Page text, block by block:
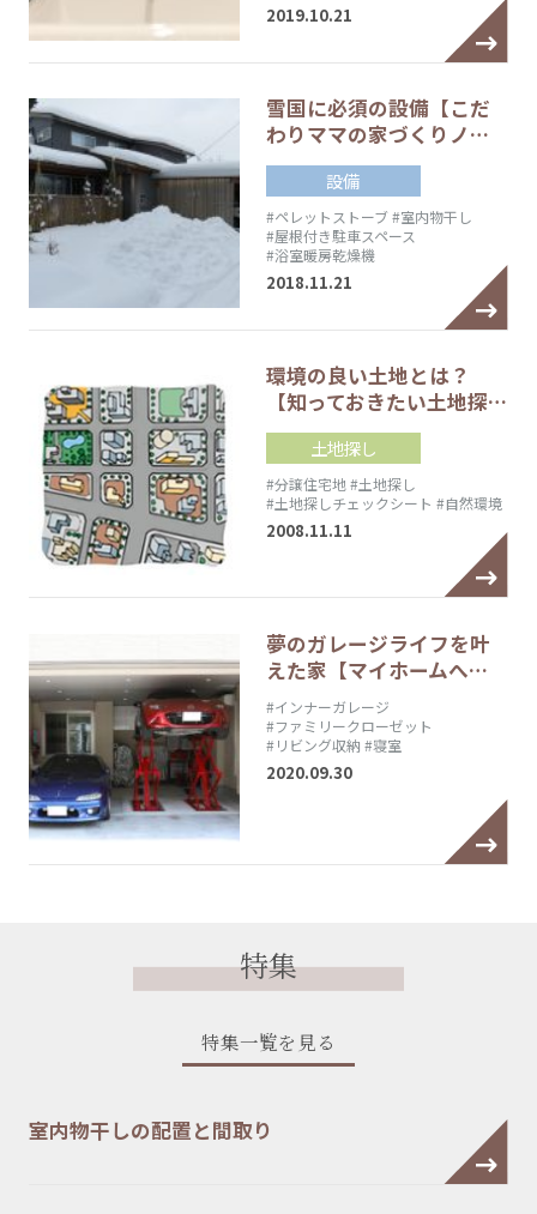
2019.10.21
雪国に必須の設備【こだ
わりママの家づくりノ…
設備
#ペレットストーブ#室内物干し
#屋根付き駐車スペース
#浴室暖房乾燥機
2018.11.21
環境の良い土地とは？
【知っておきたい土地探…
土地探し
#分譲住宅地#土地探し
#土地探しチェックシート #自然環境
2008.11.11
夢のガレージライフを叶
えた家【マイホームへ…
#インナーガレージ
#ファミリークローゼット
#リビング収納 #寝室
2020.09.30
特集
特集一覧を見る
室内物干しの配置と間取り